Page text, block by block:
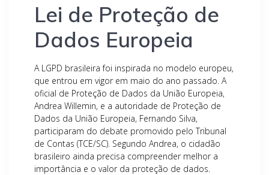
Lei de Proteção de
Dados Europeia
A LGPD brasileira foi inspirada no modelo europeu,
que entrou em vigor em maio do ano passado. A
oficial de Proteção de Dados da União Europeia,
Andrea Willemin, e a autoridade de Proteção de
Dados da União Europeia, Fernando Silva,
participaram do debate promovido pelo Tribunal
de Contas (TCE/SC). Segundo Andrea, o cidadão
brasileiro ainda precisa compreender melhor a
importância e o valor da proteção de dados.